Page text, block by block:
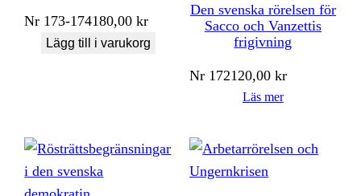
Nr 173-174180,00kr
Lägg till i varukorg
Den svenska rörelsen för
Sacco och Vanzettis
frigivning
Nr 172120,00kr
Läs mer